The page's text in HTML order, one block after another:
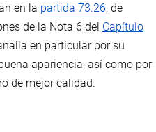
en la partida 73.26, de
de la Nota 6 del Capítulo
en particular por su
apariencia, así como por
de mejor calidad.